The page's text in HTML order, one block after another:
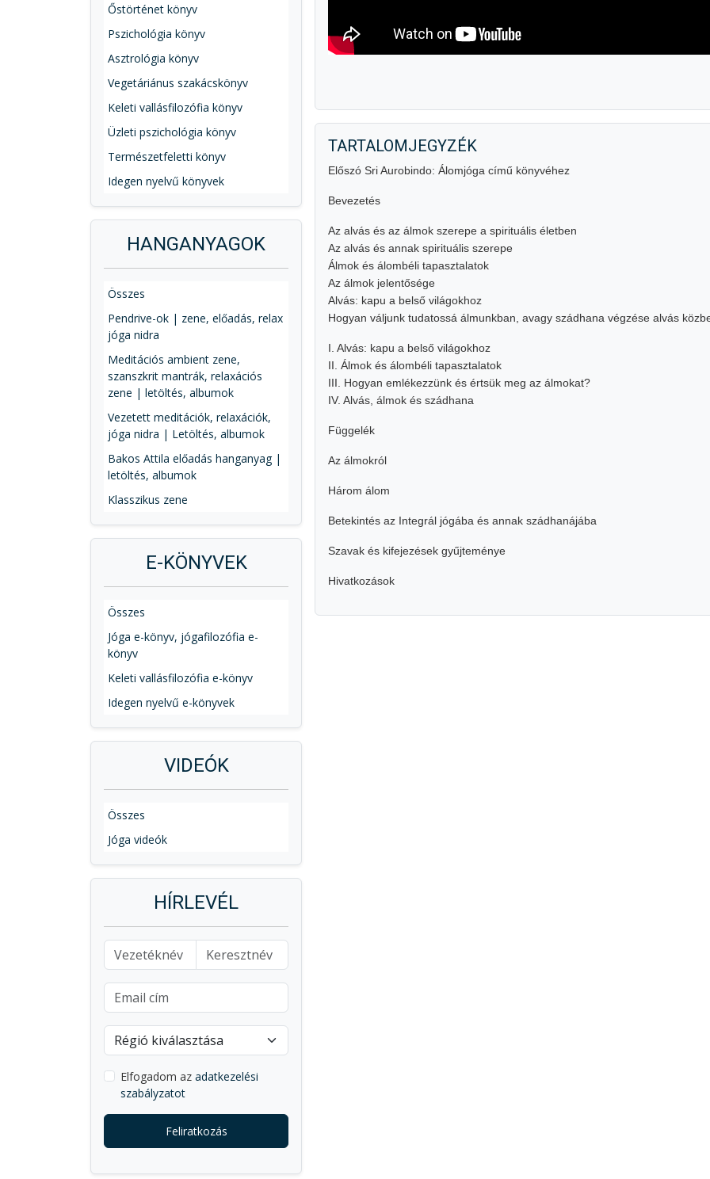
Őstörténet könyv
Pszichológia könyv
Asztrológia könyv
Vegetáriánus szakácskönyv
Keleti vallásfilozófia könyv
Üzleti pszichológia könyv
Természetfeletti könyv
Idegen nyelvű könyvek
HANGANYAGOK
Összes
Pendrive-ok | zene, előadás, relax
jóga nidra
Meditációs ambient zene,
szanszkrit mantrák, relaxációs
zene | letöltés, albumok
Vezetett meditációk, relaxációk,
jóga nidra | Letöltés, albumok
Bakos Attila előadás hanganyag |
letöltés, albumok
Klasszikus zene
E-KÖNYVEK
Összes
Jóga e-könyv, jógafilozófia e-
könyv
Keleti vallásfilozófia e-könyv
Idegen nyelvű e-könyvek
VIDEÓK
Összes
Jóga videók
HÍRLEVÉL
Elfogadom az adatkezelési
szabályzatot
Feliratkozás
TARTALOMJEGYZÉK
Előszó Sri Aurobindo: Álomjóga című könyvéhez
Bevezetés
Az alvás és az álmok szerepe a spirituális életben
Az alvás és annak spirituális szerepe
Álmok és álombéli tapasztalatok
Az álmok jelentősége
Alvás: kapu a belső világokhoz
Hogyan váljunk tudatossá álmunkban, avagy szádhana végzése alvás
I. Alvás: kapu a belső világokhoz
II. Álmok és álombéli tapasztalatok
III. Hogyan emlékezzünk és értsük meg az álmokat?
IV. Alvás, álmok és szádhana
Függelék
Az álmokról
Három álom
Betekintés az Integrál jógába és annak szádhanájába
Szavak és kifejezések gyűjteménye
Hivatkozások